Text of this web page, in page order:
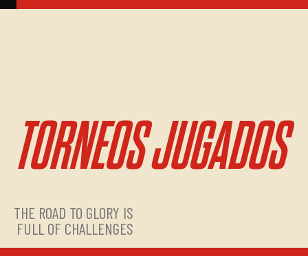
TORNEOS JUGADOS
THE ROAD TO GLORY IS
FULL OF CHALLENGES